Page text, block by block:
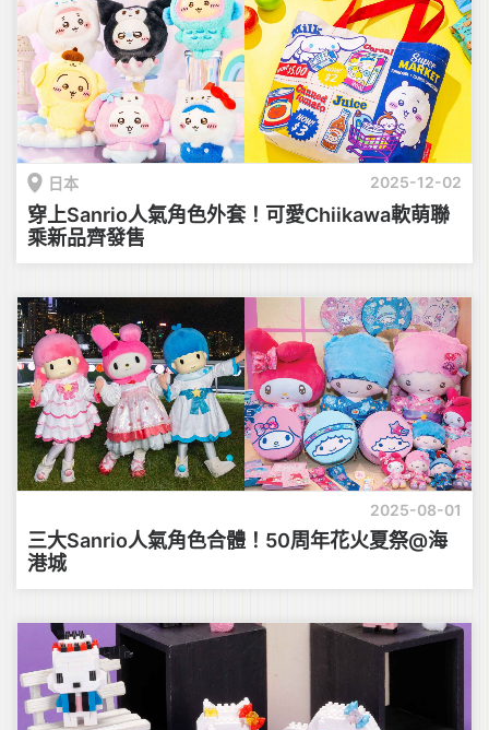
日本 2025-12-02
穿上Sanrio人氣角色外套！可愛Chiikawa軟萌聯
乘新品齊發售
2025-08-01
三大Sanrio人氣角色合體！50周年花火夏祭@海
港城